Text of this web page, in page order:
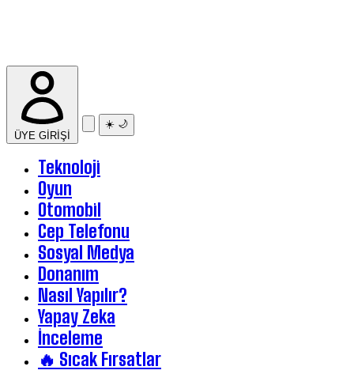
ÜYE GİRİŞİ
☀️ 🌙
Teknoloji
Oyun
Otomobil
Cep Telefonu
Sosyal Medya
Donanım
Nasıl Yapılır?
Yapay Zeka
İnceleme
🔥 Sıcak Fırsatlar